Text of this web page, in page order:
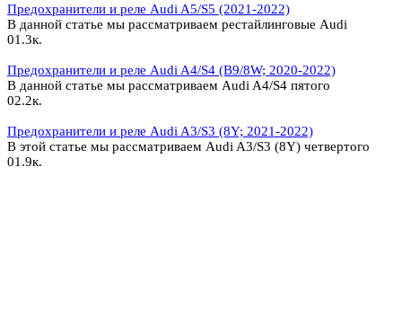
Предохранители и реле Audi A5/S5 (2021-2022)
В данной статье мы рассматриваем рестайлинговые Audi
01.3к.
Предохранители и реле Audi A4/S4 (B9/8W; 2020-2022)
В данной статье мы рассматриваем Audi A4/S4 пятого
02.2к.
Предохранители и реле Audi A3/S3 (8Y; 2021-2022)
В этой статье мы рассматриваем Audi A3/S3 (8Y) четвертого
01.9к.